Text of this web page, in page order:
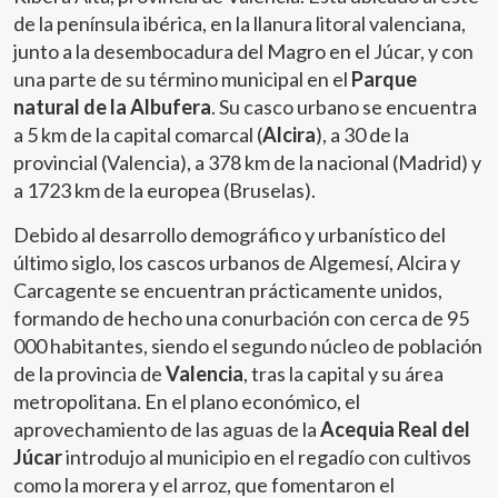
de la península ibérica, en la llanura litoral valenciana,
junto a la desembocadura del Magro en el Júcar, y con
una parte de su término municipal en el Parque
natural de la Albufera. Su casco urbano se encuentra
a 5 km de la capital comarcal (Alcira), a 30 de la
provincial (Valencia), a 378 km de la nacional (Madrid) y
a 1723 km de la europea (Bruselas).
Debido al desarrollo demográfico y urbanístico del
último siglo, los cascos urbanos de Algemesí, Alcira y
Carcagente se encuentran prácticamente unidos,
formando de hecho una conurbación con cerca de 95
000 habitantes, siendo el segundo núcleo de población
de la provincia deValencia, tras la capital y su área
metropolitana. En el plano económico, el
aprovechamiento de las aguas de laAcequia Real del
Júcarintrodujo al municipio en el regadío con cultivos
como la morera y el arroz, que fomentaron el